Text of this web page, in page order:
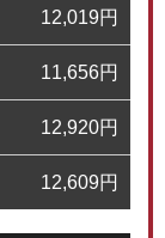
12,019円
11,656円
12,920円
12,609円